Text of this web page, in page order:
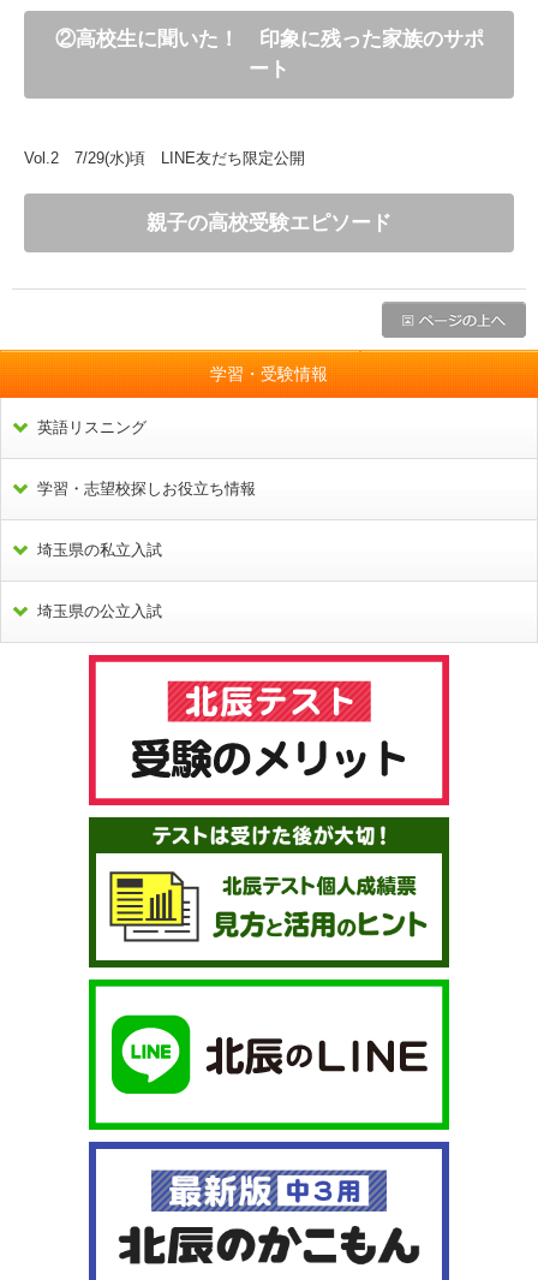
②高校生に聞いた！ 印象に残った家族のサポ
ート
Vol.2 7/29(水)頃 LINE友だち限定公開
親子の高校受験エピソード
学習・受験情報
英語リスニング
学習・志望校探しお役立ち情報
埼玉県の私立入試
埼玉県の公立入試